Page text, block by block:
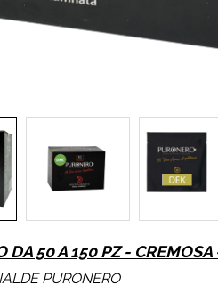
DA 50 A 150 PZ -
PURONERO